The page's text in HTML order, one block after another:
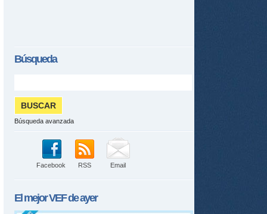
Búsqueda
Búsqueda avanzada
Facebook RSS Email
El mejorVEFde ayer